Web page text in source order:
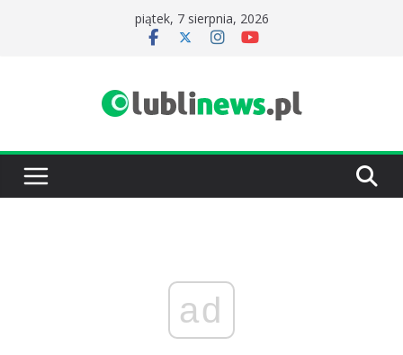
piątek, 7 sierpnia, 2026
ad